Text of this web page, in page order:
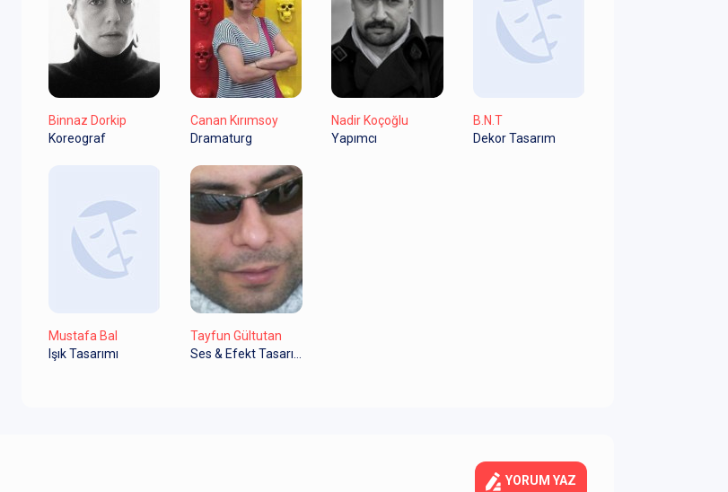
Binnaz Dorkip
Koreograf
Canan Kırımsoy
Dramaturg
Nadir Koçoğlu
Yapımcı
B.N.T
Dekor Tasarım
Mustafa Bal
Işık Tasarımı
Tayfun Gültutan
Ses & Efekt Tasarım
YORUM YAZ